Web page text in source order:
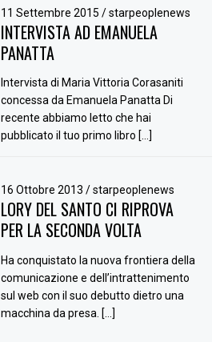
11 Settembre 2015/ starpeoplenews
INTERVISTA AD EMANUELA
PANATTA
Intervista di Maria Vittoria Corasaniti
concessa da Emanuela Panatta Di
recente abbiamo letto che hai
pubblicato il tuo primo libro […]
16 Ottobre 2013/ starpeoplenews
LORY DEL SANTO CI RIPROVA
PER LA SECONDA VOLTA
Ha conquistato la nuova frontiera della
comunicazione e dell’intrattenimento
sul web con il suo debutto dietro una
macchina da presa. […]